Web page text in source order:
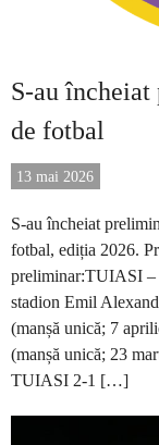
S-au
de fotbal
13 mai 2026
S-au încheiat
fotbal, ediția 2026.
preliminar:TUIASI –
stadion Emil
(manșă unică; 7
(manșă unică; 23
TUIASI 2-1 […]